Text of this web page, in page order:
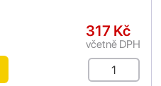
317 Kč
včetně DPH